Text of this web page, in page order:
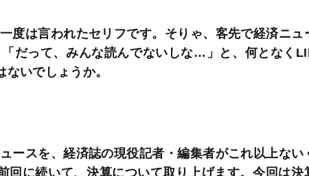
度は言われたセリフです。そりゃ、客先で経済ニュ
だって、みんな読んでないしな…」と、何となく
いでしょうか。
ースを、経済誌の現役記者・編集者がこれ以上ない
回に続いて、決算について取り上げます。今回は決